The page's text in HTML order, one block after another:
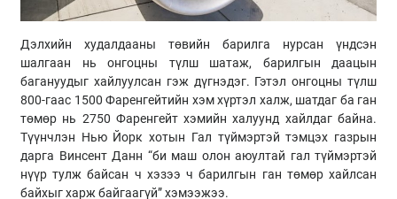
Дэлхийн худалдааны төвийн барилга нурсан үндсэн
шалгаан нь онгоцны түлш шатаж, барилгын даацын
багануудыг хайлуулсан гэж дүгнэдэг. Гэтэл онгоцны түлш
800-гаас 1500 Фаренгейтийн хэм хүртэл халж, шатдаг ба ган
төмөр нь 2750 Фаренгейт хэмийн халуунд хайлдаг байна.
Түүнчлэн Нью Йорк хотын Гал түймэртэй тэмцэх газрын
дарга Винсент Данн “би маш олон аюултай гал түймэртэй
нүүр тулж байсан ч хэзээ ч барилгын ган төмөр хайлсан
байхыг харж байгаагүй” хэмээжээ.